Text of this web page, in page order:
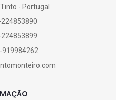
- Portugal
224853899
919984262